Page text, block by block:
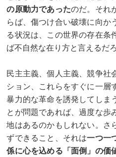
の原動力であったのだ。それ
らば、傷つけ合い破壊に向か
る状況は、この世界の存在条
ば不自然な在り方と言えるだろ
民主主義、個人主義、競争社
ション、これらをすぐに一層
暴力的な革命を誘発してしま
とが問題であれば、過度な歩
地はあるのかもしれない。さ
ずできること、それは一つ一
係に心を込める「面倒」の価